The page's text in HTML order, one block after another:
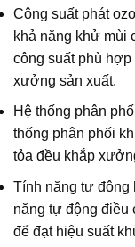
Công suất phát
khả năng khử mùi
công suất phù
xưởng sản xuất.
Hệ thống phân
thống phân phối
tỏa đều khắp
Tính năng tự động
năng tự động điều
để đạt hiệu suất